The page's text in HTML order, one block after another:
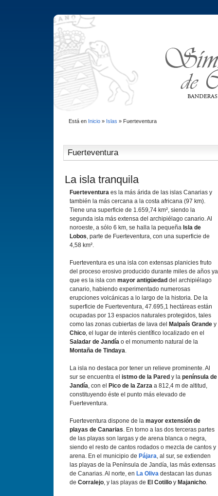
Está en Inicio» Islas » Fuerteventura
Fuerteventura
La isla tranquila
Fuerteventura es la más árida de las islas Canarias y
también la más cercana a la costa africana (97 km).
Tiene una superficie de 1.659,74 km², siendo la
segunda isla más extensa del archipiélago canario. Al
noroeste, a sólo 6 km, se halla la pequeña Isla de
Lobos, parte de Fuerteventura, con una superficie de
4,58 km².
Fuerteventura es una isla con extensas planicies fruto
del proceso erosivo producido durante miles de años ya
que es la isla con mayor antigüedad del archipiélago
canario, habiendo experimentado numerosas
erupciones volcánicas a lo largo de la historia. De la
superficie de Fuerteventura, 47.695,1 hectáreas están
ocupadas por 13 espacios naturales protegidos, tales
como las zonas cubiertas de lava del
Malpaís Grande y
Chico, el lugar de interés científico localizado en el
Saladar de Jandía o el monumento natural de la
Montaña de Tindaya.
La isla no destaca por tener un relieve prominente. Al
sur se encuentra el istmo de la Pared y la península de
Jandía, con el Pico de la Zarza a 812,4 m de altitud,
constituyendo éste el punto más elevado de
Fuerteventura.
Fuerteventura dispone de la mayor extensión de
playas de Canarias. En torno a las dos terceras partes
de las playas son largas y de arena blanca o negra,
siendo el resto de cantos rodados o mezcla de cantos y
arena. En el municipio de Pájara, al sur, se extienden
las playas de la Península de Jandía, las más extensas
de Canarias. Al norte, en La Oliva destacan las dunas
de Corralejo, y las playas de El Cotillo y Majanicho.